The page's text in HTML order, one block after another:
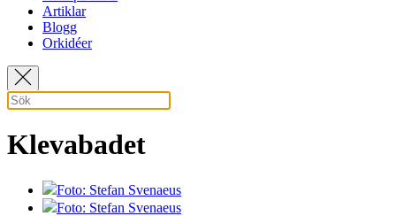
Artiklar
Blogg
Orkidéer
Klevabadet
Foto: Stefan Svenaeus
Foto: Stefan Svenaeus